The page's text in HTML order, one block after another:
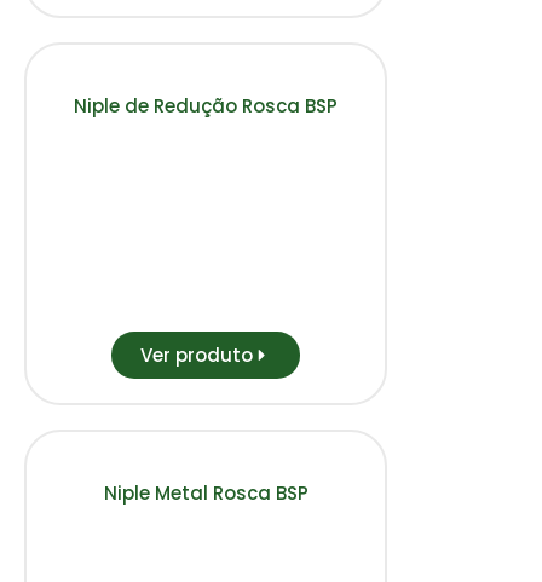
Niple de Redução Rosca BSP
Ver produto
Niple Metal Rosca BSP